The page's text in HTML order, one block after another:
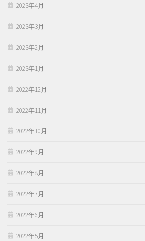
2023年4月
2023年3月
2023年2月
2023年1月
2022年12月
2022年11月
2022年10月
2022年9月
2022年8月
2022年7月
2022年6月
2022年5月